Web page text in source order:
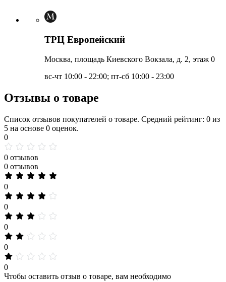
ТРЦ Европейский
Москва, площадь Киевского Вокзала, д. 2, этаж 0
вс-чт 10:00 - 22:00; пт-сб 10:00 - 23:00
Отзывы о товаре
Список отзывов покупателей о товаре. Средний рейтинг: 0 из
5 на основе 0 оценок.
0
0 отзывов
0 отзывов
0
0
0
0
0
Чтобы оставить отзыв о товаре, вам необходимо